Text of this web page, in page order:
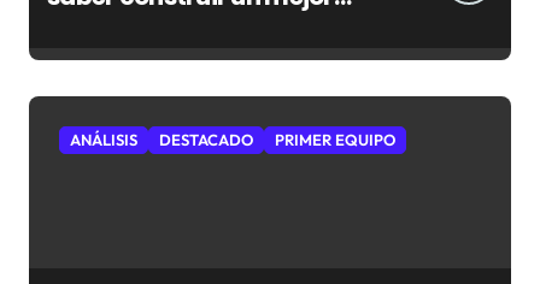
ANÁLISIS DESTACADO PRIMER EQUIPO